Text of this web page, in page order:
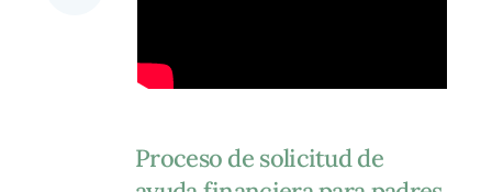
Proceso de solicitud de